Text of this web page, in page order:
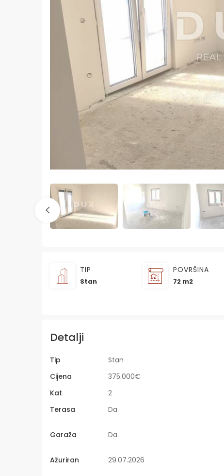
TIP
Stan
POVRŠINA
72 m2
Detalji
Tip Stan
Cijena
375.000€
Kat
2
Terasa
Da
Garaža Da
Ažuriran 29.07.2026